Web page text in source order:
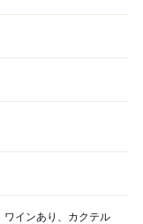
ワインあり、カクテル